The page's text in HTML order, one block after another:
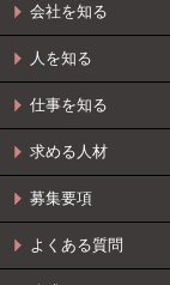
会社を知る
人を知る
仕事を知る
求める人材
募集要項
よくある質問